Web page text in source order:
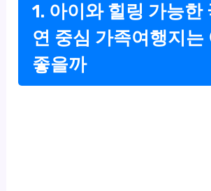
1. 아이와 힐링 가능한
연 중심 가족여행지는
좋을까